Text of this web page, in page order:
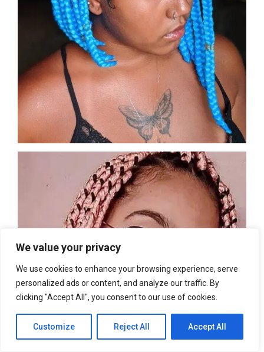
We value your privacy
We use cookies to enhance your browsing experience, serve
personalized ads or content, and analyze our traffic. By
clicking "Accept All", you consent to our use of cookies.
Customize Reject All Accept All